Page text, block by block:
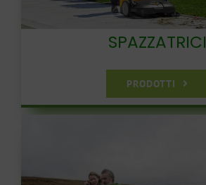
SPAZZATRICI
PRODOTTI